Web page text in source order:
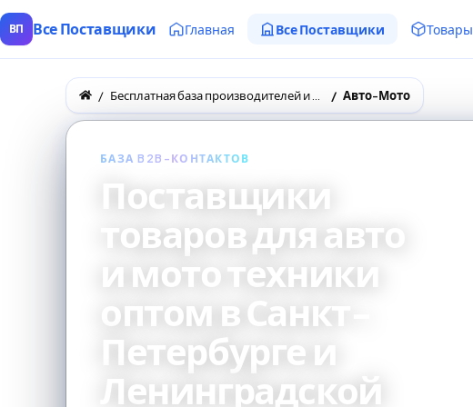
ВП Все Поставщики Главная Все Поставщики Товары
Авто-Мото
БАЗА B2B-КОНТАКТОВ
Поставщики
товаров для авто
и мото техники
оптом в Санкт-
Петербурге и
Ленинградской